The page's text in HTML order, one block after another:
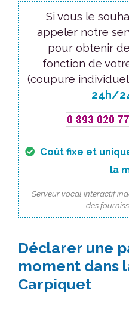
Si vous le
appeler notre
pour obtenir
fonction de
(coupure
24h/
Coût fixe et
la
Serveur vocal interactif
des
Déclarer une
moment dans
Carpiquet